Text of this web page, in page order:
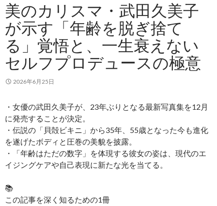
美のカリスマ・武田久美子
が示す「年齢を脱ぎ捨て
る」覚悟と、一生衰えない
セルフプロデュースの極意
2026年6月25日
・女優の武田久美子が、23年ぶりとなる最新写真集を12月
に発売することが決定。
・伝説の「貝殻ビキニ」から35年、55歳となった今も進化
を遂げたボディと圧巻の美貌を披露。
・「年齢はただの数字」を体現する彼女の姿は、現代のエ
イジングケアや自己表現に新たな光を当てる。
📚
この記事を深く知るための1冊